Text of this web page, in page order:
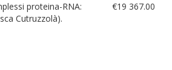
proteina-RNA:
Cutruzzolà).
€19 367.00